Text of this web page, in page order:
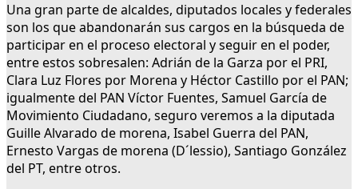
Una gran parte de alcaldes, diputados locales y federales
son los que abandonarán sus cargos en la búsqueda de
participar en el proceso electoral y seguir en el poder,
entre estos sobresalen: Adrián de la Garza por el PRI,
Clara Luz Flores por Morena y Héctor Castillo por el PAN;
igualmente del PAN Víctor Fuentes, Samuel García de
Movimiento Ciudadano, seguro veremos a la diputada
Guille Alvarado de morena, Isabel Guerra del PAN,
Ernesto Vargas de morena (D´lessio), Santiago González
del PT, entre otros.